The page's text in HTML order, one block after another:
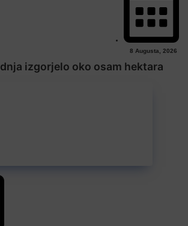
8 Augusta, 2026
izgorjelo oko osam hektara